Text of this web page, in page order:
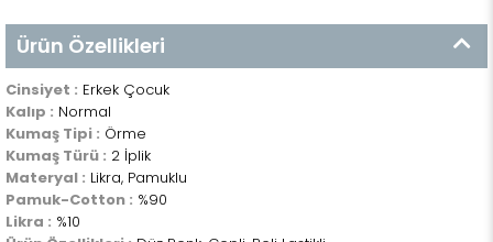
Ürün Özellikleri
Cinsiyet : Erkek Çocuk
Kalıp : Normal
Kumaş Tipi : Örme
Kumaş Türü : 2 İplik
Materyal : Likra, Pamuklu
Pamuk-Cotton : %90
Likra : %10